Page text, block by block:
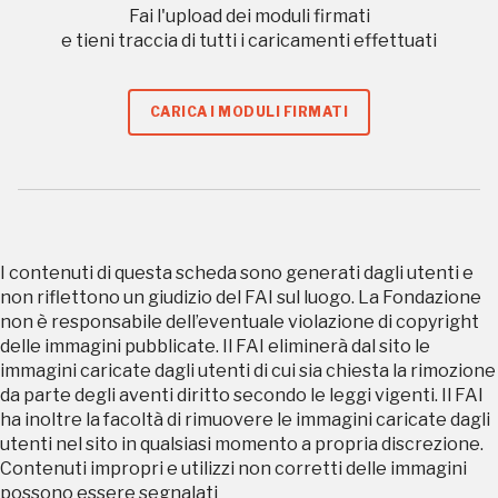
Fai l'upload dei moduli firmati
e tieni traccia di tutti i caricamenti effettuati
CARICA I MODULI FIRMATI
I contenuti di questa scheda sono generati dagli utenti e
non riflettono un giudizio del FAI sul luogo. La Fondazione
non è responsabile dell’eventuale violazione di copyright
delle immagini pubblicate. Il FAI eliminerà dal sito le
immagini caricate dagli utenti di cui sia chiesta la rimozione
da parte degli aventi diritto secondo le leggi vigenti. Il FAI
ha inoltre la facoltà di rimuovere le immagini caricate dagli
utenti nel sito in qualsiasi momento a propria discrezione.
Contenuti impropri e utilizzi non corretti delle immagini
possono essere segnalati
Ingresso gratuito
Napoli
Palazzo Strozzi
Gallerie
Tutto questo non